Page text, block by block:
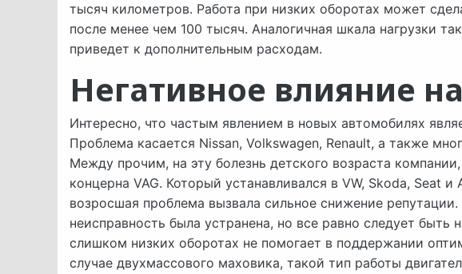
тысяч километров. Работа при низких оборотах может
после менее чем 100 тысяч. Аналогичная шкала нагрузки
приведет к дополнительным расходам.
Негативное влияние
Интересно, что частым явлением в новых автомобилях
Проблема касается Nissan, Volkswagen, Renault, а также
Между прочим, на эту болезнь детского возраста компании,
концерна VAG. Который устанавливался в VW, Skoda, Seat
возросшая проблема вызвала сильное снижение
неисправность была устранена, но все равно следует быть
слишком низких оборотах не помогает в поддержании
случае двухмассового маховика, такой тип работы